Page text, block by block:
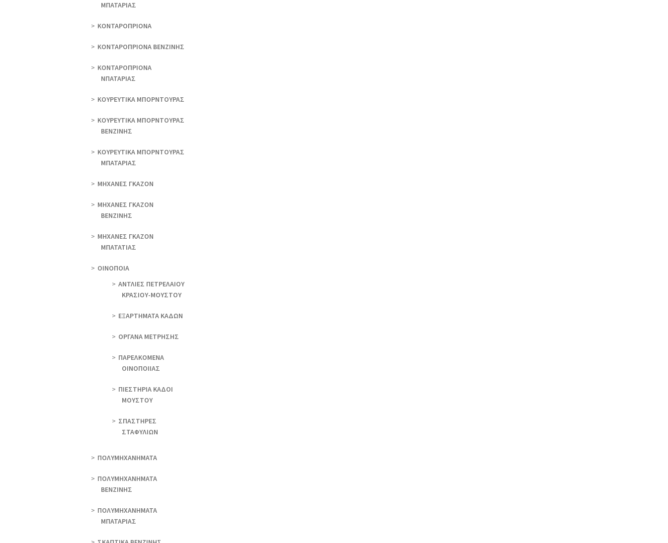
ΜΠΑΤΑΡΙΑΣ
ΚΟΝΤΑΡΟΠΡΙΟΝΑ
ΚΟΝΤΑΡΟΠΡΙΟΝΑ ΒΕΝΖΙΝΗΣ
ΚΟΝΤΑΡΟΠΡΙΟΝΑ
ΝΠΑΤΑΡΙΑΣ
ΚΟΥΡΕΥΤΙΚΑ ΜΠΟΡΝΤΟΥΡΑΣ
ΚΟΥΡΕΥΤΙΚΑ ΜΠΟΡΝΤΟΥΡΑΣ
ΒΕΝΖΙΝΗΣ
ΚΟΥΡΕΥΤΙΚΑ ΜΠΟΡΝΤΟΥΡΑΣ
ΜΠΑΤΑΡΙΑΣ
ΜΗΧΑΝΕΣ ΓΚΑΖΟΝ
ΜΗΧΑΝΕΣ ΓΚΑΖΟΝ
ΒΕΝΖΙΝΗΣ
ΜΗΧΑΝΕΣ ΓΚΑΖΟΝ
ΜΠΑΤΑΤΙΑΣ
ΟΙΝΟΠΟΙΑ
ΑΝΤΛΙΕΣ ΠΕΤΡΕΛΑΙΟΥ
ΚΡΑΣΙΟΥ-ΜΟΥΣΤΟΥ
ΕΞΑΡΤΗΜΑΤΑ ΚΑΔΩΝ
ΟΡΓΑΝΑ ΜΕΤΡΗΣΗΣ
ΠΑΡΕΛΚΟΜΕΝΑ
ΟΙΝΟΠΟΙΙΑΣ
ΠΙΕΣΤΗΡΙΑ ΚΑΔΟΙ
ΜΟΥΣΤΟΥ
ΣΠΑΣΤΗΡΕΣ
ΣΤΑΦΥΛΙΩΝ
ΠΟΛΥΜΗΧΑΝΗΜΑΤΑ
ΠΟΛΥΜΗΧΑΝΗΜΑΤΑ
ΒΕΝΖΙΝΗΣ
ΠΟΛΥΜΗΧΑΝΗΜΑΤΑ
ΜΠΑΤΑΡΙΑΣ